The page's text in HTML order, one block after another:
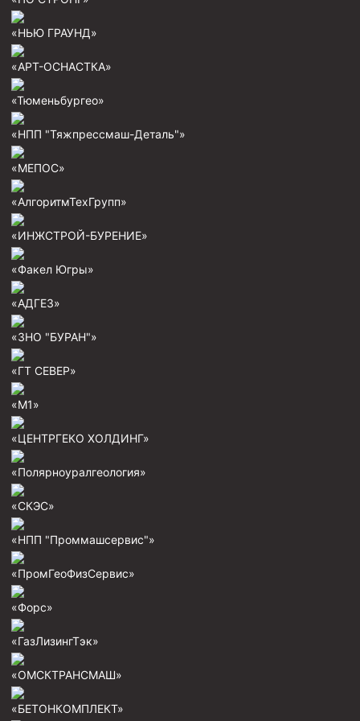
Центраторы колонные
Герметизаторы устьевые
Башмаки колонные
Инструмент для бурения и КРС (ловильный, аварийный)
Перья гидромониторные
Пауки гидравлические
Пауки механические
Скреперы механические
Штанголовки
Удочки ловильные
Обурочный комплекс ОК
Фрезеры торцевые с фрезерующей воронкой и с
Магнитные ловители
Фрезеры арбузообразные
Фрезеры стартово-оконные
Фрезеры Барракуда
«НЬЮ ГРАУНД»
«АРТ-ОСНАСТКА»
«Тюменьбургео»
«НПП "Тяжпрессмаш-Деталь"»
«МЕПОС»
«АлгоритмТехГрупп»
«ИНЖСТРОЙ-БУРЕНИЕ»
«Факел Югры»
«АДГЕЗ»
«ЗНО "БУРАН"»
«ГТ СЕВЕР»
«М1»
«ЦЕНТРГЕКО ХОЛДИНГ»
«Полярноуралгеология»
«СКЭС»
«НПП "Проммашсервис"»
«ПромГеоФизСервис»
«Форс»
«ГазЛизингТэк»
«ОМСКТРАНСМАШ»
«БЕТОНКОМПЛЕКТ»